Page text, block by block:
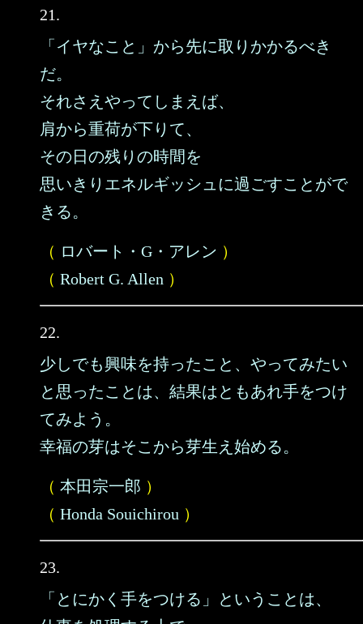
21.
「イヤなこと」から先に取りかかるべき
だ。
それさえやってしまえば、
肩から重荷が下りて、
その日の残りの時間を
思いきりエネルギッシュに過ごすことがで
きる。
（ ロバート・G・アレン ）
（ Robert G. Allen ）
22.
少しでも興味を持ったこと、やってみたい
と思ったことは、結果はともあれ手をつけ
てみよう。
幸福の芽はそこから芽生え始める。
（ 本田宗一郎 ）
（ Honda Souichirou ）
23.
「とにかく手をつける」ということは、